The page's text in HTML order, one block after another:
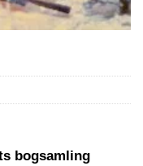
bogsamling